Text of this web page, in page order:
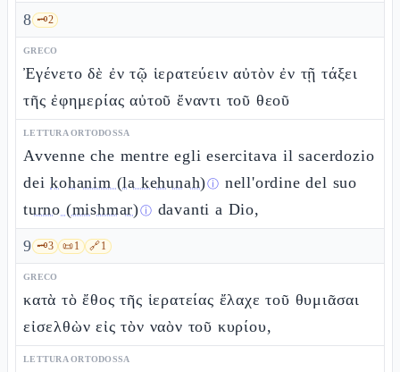
8 🗝️2
GRECO
Ἐγένετο δὲ ἐν τῷ ἱερατεύειν αὐτὸν ἐν τῇ τάξει
τῆς ἐφημερίας αὐτοῦ ἔναντι τοῦ θεοῦ
LETTURA ORTODOSSA
Avvenne che mentre egli esercitava il sacerdozio
deikohanim (la kehunah)ⓘ nell'ordine del suo
turno (mishmar)ⓘ davanti a Dio,
9 🗝️3 📜1 🔗1
GRECO
κατὰ τὸ ἔθος τῆς ἱερατείας ἔλαχε τοῦ θυμιᾶσαι
εἰσελθὼν εἰς τὸν ναὸν τοῦ κυρίου,
LETTURA ORTODOSSA